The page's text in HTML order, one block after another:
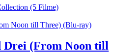
Drei (From Noon till